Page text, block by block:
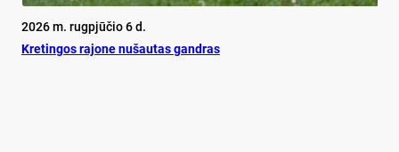
2026 m. rugpjūčio 6 d.
Kretingos rajone nušautas gandras